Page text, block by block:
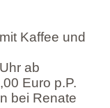
mit Kaffee und
ab
Euro p.P.
bei Renate